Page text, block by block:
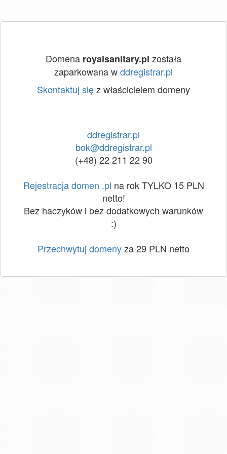
Domena royalsanitary.pl została
zaparkowana wddregistrar.pl
Skontaktuj sięz właścicielem domeny
ddregistrar.pl
bok@ddregistrar.pl
(+48) 22 211 22 90
Rejestracja domen .pl na rok TYLKO 15 PLN
netto!
Bez haczyków i bez dodatkowych warunków
:)
Przechwytuj domenyza 29 PLN netto